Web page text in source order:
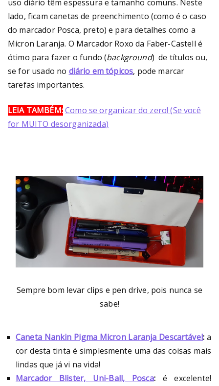
uso diário têm espessura e tamanho comuns. Neste
lado, ficam canetas de preenchimento (como é o caso
do marcador Posca, preto) e para detalhes como a
Micron Laranja. O Marcador Roxo da Faber-Castell é
ótimo para fazer o fundo (background) de títulos ou,
se for usado no diário em tópicos, pode marcar
tarefas importantes.
LEIA TAMBÉM:Como se organizar do zero! (Se você
for MUITO desorganizada)
Sempre bom levar clips e pen drive, pois nunca se
sabe!
Caneta Nankin Pigma Micron Laranja Descartável: a
cor desta tinta é simplesmente uma das coisas mais
lindas que já vi na vida!
Marcador Blister, Uni-Ball, Posca: é
excelente!